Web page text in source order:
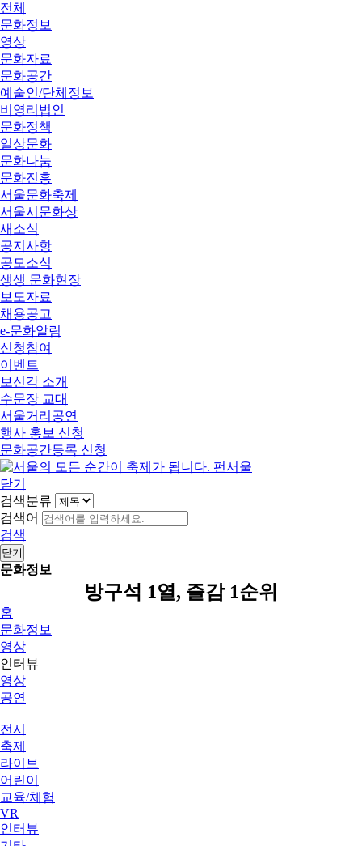
전체
문화정보
영상
문화자료
문화공간
예술인/단체정보
비영리법인
문화정책
일상문화
문화나눔
문화진흥
서울문화축제
서울시문화상
새소식
공지사항
공모소식
생생 문화현장
보도자료
채용공고
e-문화알림
신청참여
이벤트
보신각 소개
수문장 교대
서울거리공연
행사 홍보 신청
문화공간등록 신청
닫기
검색분류
검색어
검색
닫기
문화정보
방구석 1열, 즐감 1순위
홈
문화정보
영상
인터뷰
영상
공연
전시
축제
라이브
어린이
교육/체험
VR
인터뷰